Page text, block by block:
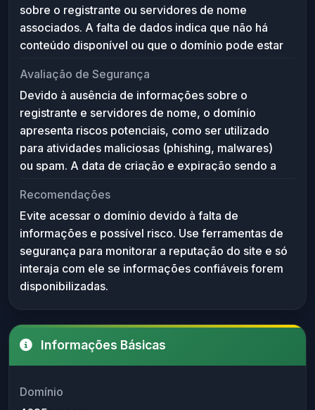
sobre o registrante ou servidores de nome
associados. A falta de dados indica que não há
conteúdo disponível ou que o domínio pode estar
Avaliação de Segurança
Devido à ausência de informações sobre o
registrante e servidores de nome, o domínio
apresenta riscos potenciais, como ser utilizado
para atividades maliciosas (phishing, malwares)
ou spam. A data de criação e expiração sendo a
placeholder, aumentando a suspeita. Recomenda-
se evitar o acesso até que haja informações
confiáveis disponíveis e utilizar ferramentas de
análise de segurança para verificar a reputação
do domínio.
Recomendações
Evite acessar o domínio devido à falta de
informações e possível risco. Use ferramentas de
segurança para monitorar a reputação do site e só
interaja com ele se informações confiáveis forem
disponibilizadas.
Informações Básicas
Domínio